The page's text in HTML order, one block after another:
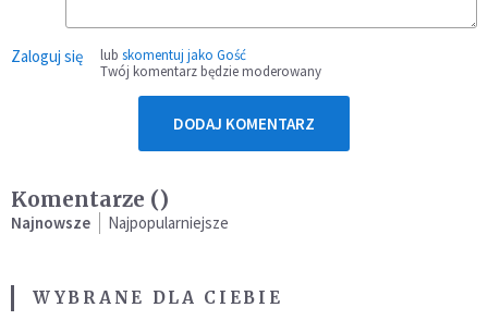
Zaloguj się lub skomentuj jako Gość
Twój komentarz będzie moderowany
DODAJ KOMENTARZ
Komentarze ()
Najnowsze Najpopularniejsze
WYBRANE DLA CIEBIE